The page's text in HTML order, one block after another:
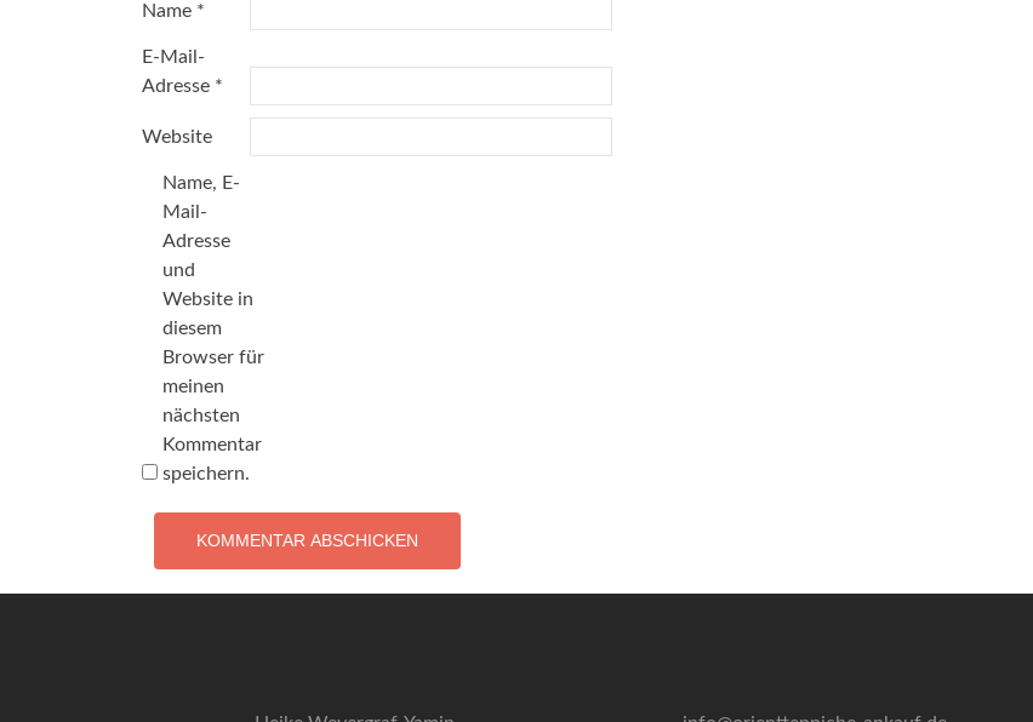
Name *
E-Mail-
Adresse *
Website
Name, E-
Mail-
Adresse
und
Website in
diesem
Browser für
meinen
nächsten
Kommentar
speichern.